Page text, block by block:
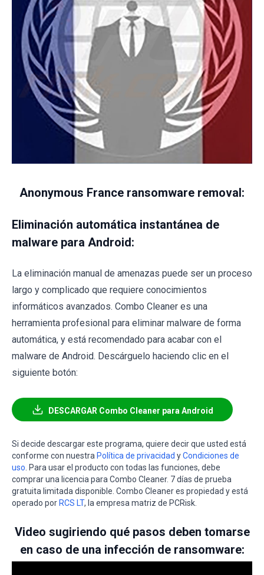
Anonymous France ransomware removal:
Eliminación automática instantánea de
malware para Android:
La eliminación manual de amenazas puede ser un proceso
largo y complicado que requiere conocimientos
informáticos avanzados. Combo Cleaner es una
herramienta profesional para eliminar malware de forma
automática, y está recomendado para acabar con el
malware de Android. Descárguelo haciendo clic en el
siguiente botón:
DESCARGAR Combo Cleaner para Android
Si decide descargar este programa, quiere decir que usted está
conforme con nuestra Política de privacidad yCondiciones de
uso . Para usar el producto con todas las funciones, debe
comprar una licencia para Combo Cleaner. 7 días de prueba
gratuita limitada disponible. Combo Cleaner es propiedad y está
operado por RCS LT, la empresa matriz de PCRisk.
Video sugiriendo qué pasos deben tomarse
en caso de una infección de ransomware: